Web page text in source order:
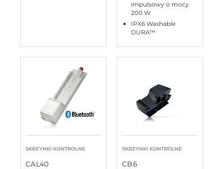
impulsowy o mocy
200 W
IPX6 Washable
DURA™
SKRZYNKI KONTROLNE
CAL40
SKRZYNKI KONTROLNE
CB6